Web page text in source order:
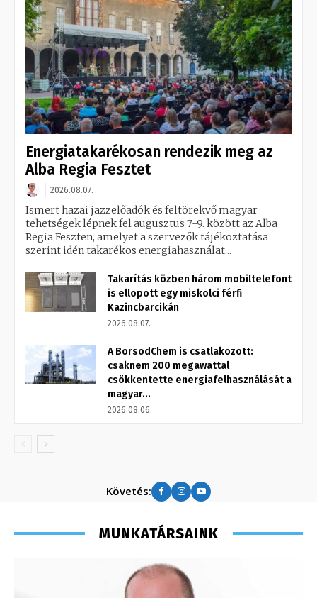
Energiatakarékosan rendezik meg az
Alba Regia Fesztet
2026.08.07.
Ismert hazai jazzelőadók és feltörekvő magyar
tehetségek lépnek fel augusztus 7-9. között az Alba
Regia Feszten, amelyet a szervezők tájékoztatása
szerint idén takarékos energiahasználat...
Takarítás közben három mobiltelefont
is ellopott egy miskolci férfi
Kazincbarcikán
2026.08.07.
A BorsodChem is csatlakozott:
csaknem 200 megawattal
csökkentette energiafelhasználását a
magyar...
2026.08.06.
Követés:
MUNKATÁRSAINK